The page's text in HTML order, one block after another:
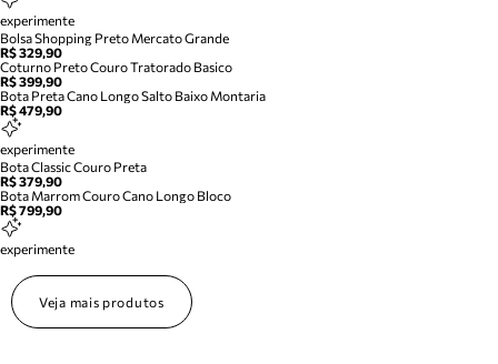
experimente
Bolsa Shopping Preto Mercato Grande
R$ 329,90
Coturno Preto Couro Tratorado Basico
R$ 399,90
Bota Preta Cano Longo Salto Baixo Montaria
R$ 479,90
experimente
Bota Classic Couro Preta
R$ 379,90
Bota Marrom Couro Cano Longo Bloco
R$ 799,90
experimente
Veja mais produtos